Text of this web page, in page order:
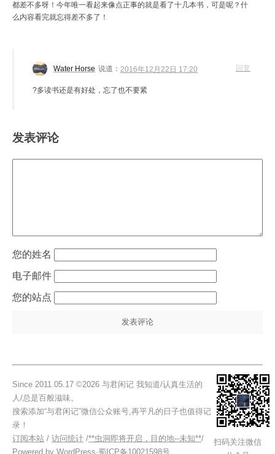
都差不多呀！今年唯一看起来像点正事的就是看了十几本书，可是呢？什
么内容看完就忘得差不多了！
Water Horse 说道： 2016年12月22日 17:20
?多读书还是有好处，忘了也不要紧
回复
发表评论
姓名
电子邮件
站点
Since 2011.05.17 ©2026 与君闲记 我知道/认真生活的
人/总是百般滋味。
搜索添加“与君闲记”微信公众账号,再平凡的日子也值得记
录！
订阅本站 / 访问统计 /**虫洞即将开启，目的地--未知**/
Powered by WordPress·蜀ICP备10021598号
扫码关注微信